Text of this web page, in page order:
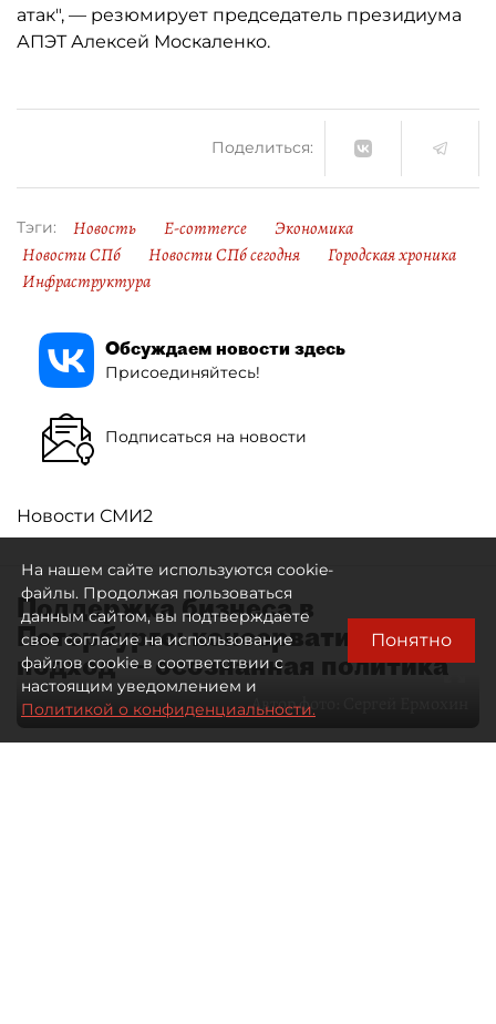
атак", — резюмирует председатель президиума
АПЭТ Алексей Москаленко.
Поделиться:
Тэги: Новость E-commerce
Экономика
Новости СПб
Новости СПб сегодня
Городская хроника
Инфраструктура
Обсуждаем новости здесь
Присоединяйтесь!
Подписаться на новости
Новости СМИ2
Поддержка бизнеса в
Петербурге: консервативный
подход — осознанная политика
Автор фото:
На нашем сайте используются cookie-
файлы. Продолжая пользоваться
данным сайтом, вы подтверждаете
свое согласие на использование
файлов cookie в соответствии с
настоящим уведомлением и
Политикой о конфиденциальности.
Понятно